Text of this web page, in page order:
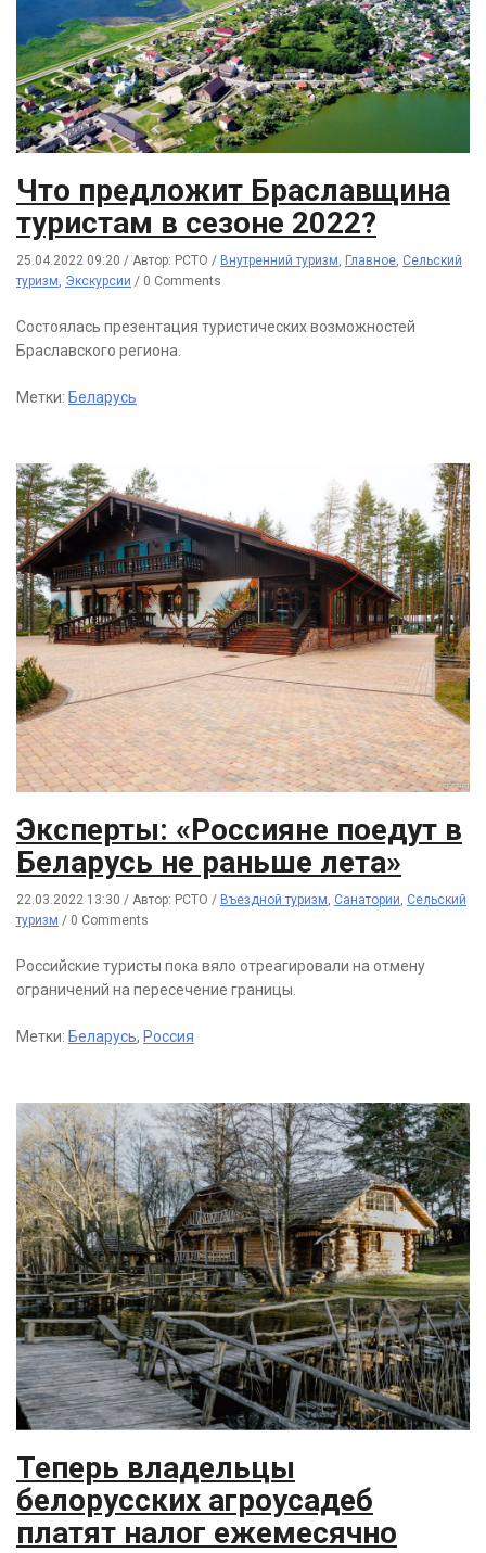
Что предложит Браславщина
туристам в сезоне 2022?
25.04.2022 09:20 / Автор: РСТО / Внутренний туризм, Главное, Сельский
туризм, Экскурсии / 0 Comments
Состоялась презентация туристических возможностей
Браславского региона.
Метки: Беларусь
Эксперты: «Россияне поедут в
Беларусь не раньше лета»
22.03.2022 13:30 / Автор: РСТО / Въездной туризм Санатории Сельский
туризм / 0 Comments
Российские туристы пока вяло отреагировали на отмену
ограничений на пересечение границы.
Метки: Беларусь, Россия
Теперь владельцы
белорусских агроусадеб
платят налог ежемесячно